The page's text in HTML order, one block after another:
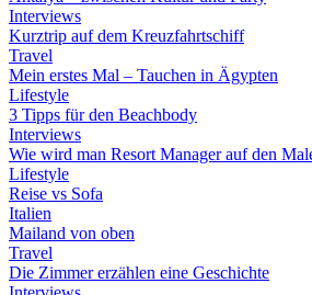
Interviews
Kurztrip auf dem Kreuzfahrtschiff
Travel
Mein erstes Mal – Tauchen in Ägypten
Lifestyle
3 Tipps für den Beachbody
Interviews
Wie wird man Resort Manager auf den
Lifestyle
Reise vs Sofa
Italien
Mailand von oben
Travel
Die Zimmer erzählen eine Geschichte